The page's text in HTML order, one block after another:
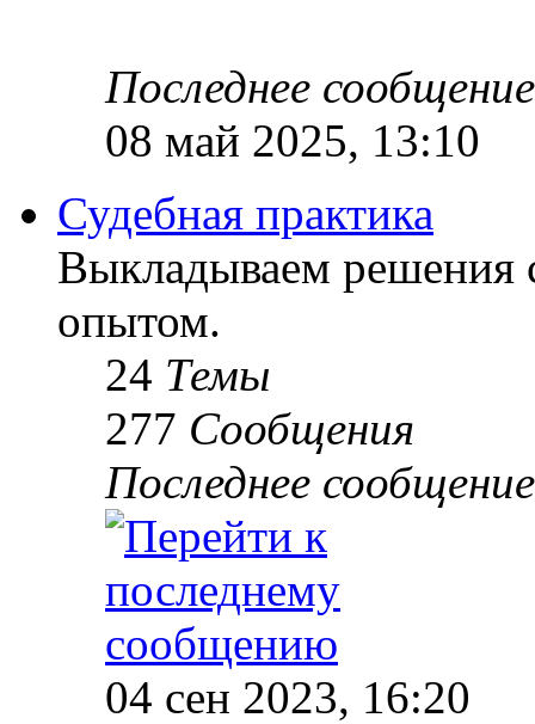
Последнее сообщение
08 май 2025, 13:10
Судебная практика
Выкладываем решения
опытом.
24 Темы
277 Сообщения
Последнее сообщение
04 сен 2023, 16:20